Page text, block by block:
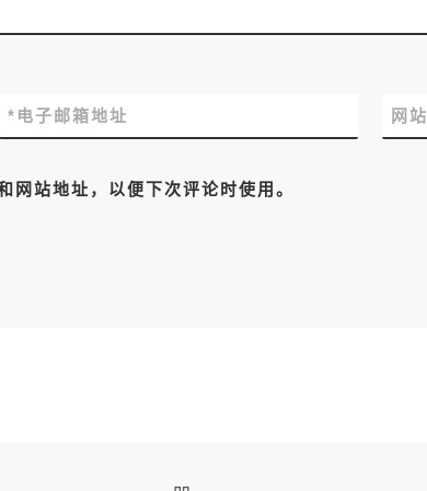
电子邮箱地址
* 网
网站地址，以便下次评论时使用。